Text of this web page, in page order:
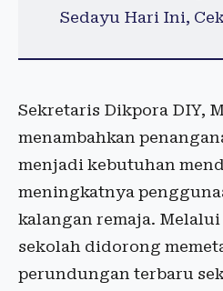
Sedayu Hari Ini,
Sekretaris Dikpora DIY,
menambahkan
menjadi kebutuhan
meningkatnya
kalangan remaja.
sekolah didorong
perundungan terbaru